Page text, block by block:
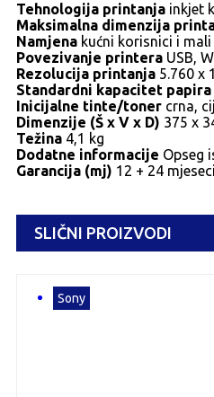
Tehnologija printanja inkjet
Maksimalna dimenzija
Namjena kućni korisnici i
Povezivanje printera USB,
Rezolucija printanja 5.760 x
Standardni kapacitet papira
Inicijalne tinte/toner crna,
Dimenzije (Š x V x D) 375‎ x
Težina 4,1 kg
Dodatne informacije Opseg
Garancija (mj) 12 + 24 mjeseci
SLIČNI PROIZVODI
Sony